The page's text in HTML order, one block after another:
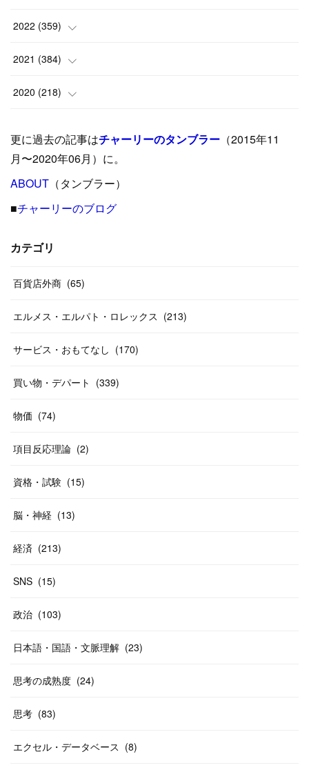
(6)
(9 )
( 5 )
( 15
(24)
(8 )
(17
(12)
(10)
(18)
(17)
)
(12)
19)
(13
(14)
(25)
(17)
(35)
(33 )
(26)
27)
(29
(24)
(26
2022 (359)
(42)
(37)
(31)
(31)
31
(26
(20)
(14
(46
2021 (384)
(9)
(39)
( 23)
40
(55
(38)
(20
(31
58)
10
2020 (218)
(24)
( 42)
(33
(46)
(20
更に過去の記事はチャーリーのタンブラー （2015年11
月〜2020年06月）に。
ABOUT （タンブラー）
■チャーリーのブログ
カテゴリ
百貨店外商 (65)
エルメス・エルパト・ロレックス (213)
サービス・おもてなし (170)
買い物・デパート (339)
物価 (74)
項目反応理論 (2)
資格・試験 (15)
脳・神経 (13)
経済 (213)
SNS (15)
政治 (103)
日本語・国語・文脈理解 (23)
思考の成熟度 (24)
思考 (83)
エクセル・データベース (8)